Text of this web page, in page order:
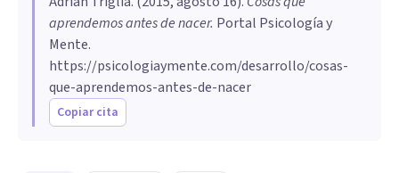
aprendemos antes de nacer. Portal Psicología y
Mente.
https://psicologiaymente.com/desarrollo/cosas-
que-aprendemos-antes-de-nacer
Copiar cita